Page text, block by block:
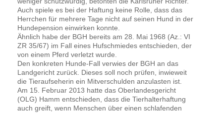
Auch spiele es bei der Haftung keine Rolle, dass das
Herrchen für mehrere Tage nicht auf seinen Hund in der
Hundepension einwirken konnte.
Ähnlich habe der BGH bereits am 28. Mai 1968 (Az.: VI
ZR 35/67) im Fall eines Hufschmiedes entschieden, der
von einem Pferd verletzt wurde.
Den konkreten Hunde-Fall verwies der BGH an das
Landgericht zurück. Dieses soll noch prüfen, inwieweit
die Tieraufseherin ein Mitverschulden anzulasten ist.
Am 15. Februar 2013 hatte das Oberlandesgericht
(OLG) Hamm entschieden, dass die Tierhalterhaftung
auch greift, wenn Menschen über einen schlafenden